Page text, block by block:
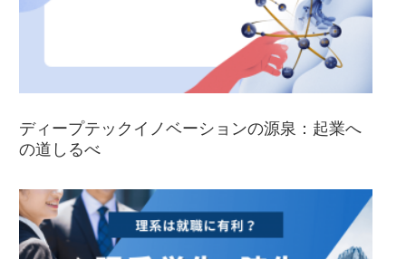
ディープテックイノベーションの源泉：起業へ
の道しるべ